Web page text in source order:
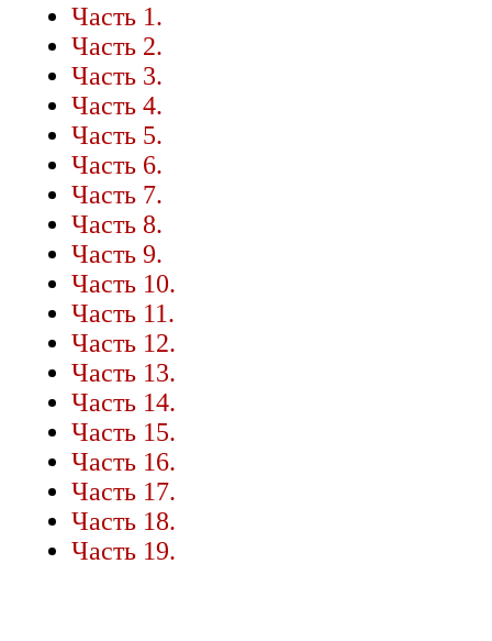
Часть 1.
Часть 2.
Часть 3.
Часть 4.
Часть 5.
Часть 6.
Часть 7.
Часть 8.
Часть 9.
Часть 10.
Часть 11.
Часть 12.
Часть 13.
Часть 14.
Часть 15.
Часть 16.
Часть 17.
Часть 18.
Часть 19.